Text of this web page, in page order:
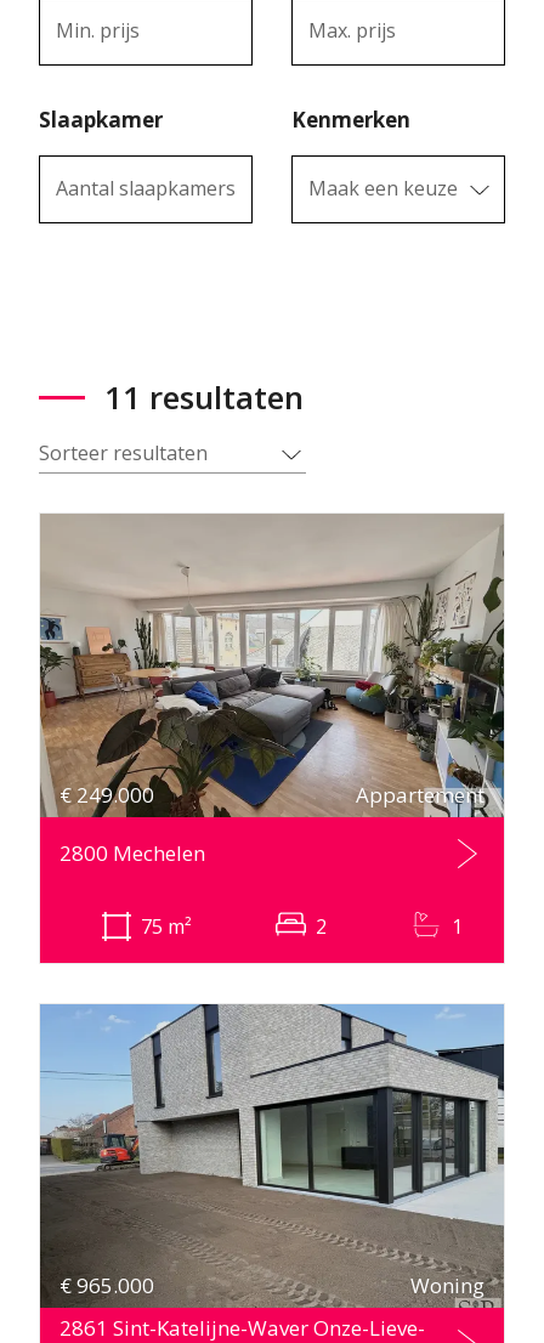
Min. prijs Max. prijs
Slaapkamer
Aantal slaapkamers
Kenmerken
Maak een keuze
11 resultaten
Sorteer resultaten
€ 249.000 Appartement
2800 Mechelen
75 m² 2 1
€965.000
Woning
2861 Sint-Katelijne-Waver Onze-Lieve-